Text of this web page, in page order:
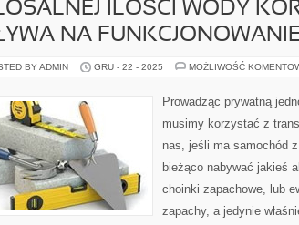
ILOŚCI WODY
NA FUNKCJONOWANIE
BY ADMIN GRU - 22 - 2025 MOŻLIWOŚĆ
Prowadząc prywatną
musimy korzystać z
nas, jeśli ma samochód
bieżąco nabywać jakieś
choinki zapachowe, lub
zapachy, a jedynie